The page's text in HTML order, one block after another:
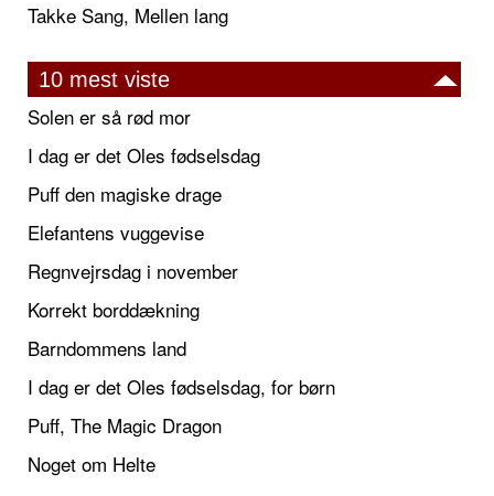
Takke Sang, Mellen lang
10 mest viste
Solen er så rød mor
I dag er det Oles fødselsdag
Puff den magiske drage
Elefantens vuggevise
Regnvejrsdag i november
Korrekt borddækning
Barndommens land
I dag er det Oles fødselsdag, for børn
Puff, The Magic Dragon
Noget om Helte